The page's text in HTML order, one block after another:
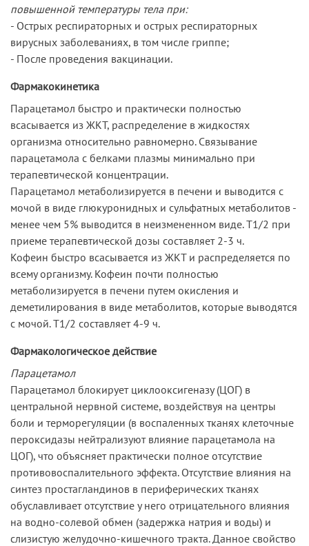
повышенной температуры тела при:
- Острых респираторных и острых респираторных
вирусных заболеваниях, в том числе гриппе;
- После проведения вакцинации.
Фармакокинетика
Парацетамол быстро и практически полностью
всасывается из ЖКТ, распределение в жидкостях
организма относительно равномерно. Связывание
парацетамола с белками плазмы минимально при
терапевтической концентрации.
Парацетамол метаболизируется в печени и выводится с
мочой в виде глюкуронидных и сульфатных метаболитов -
менее чем 5% выводится в неизмененном виде. T1/2 при
приеме терапевтической дозы составляет 2-3 ч.
Кофеин быстро всасывается из ЖКТ и распределяется по
всему организму. Кофеин почти полностью
метаболизируется в печени путем окисления и
деметилирования в виде метаболитов, которые выводятся
с мочой. T1/2 составляет 4-9 ч.
Фармакологическое действие
Парацетамол
Парацетамол блокирует циклооксигеназу (ЦОГ) в
центральной нервной системе, воздействуя на центры
боли и терморегуляции (в воспаленных тканях клеточные
пероксидазы нейтрализуют влияние парацетамола на
ЦОГ), что объясняет практически полное отсутствие
противовоспалительного эффекта. Отсутствие влияния на
синтез простагландинов в периферических тканях
обуславливает отсутствие у него отрицательного влияния
на водно-солевой обмен (задержка натрия и воды) и
слизистую желудочно-кишечного тракта. Данное свойство